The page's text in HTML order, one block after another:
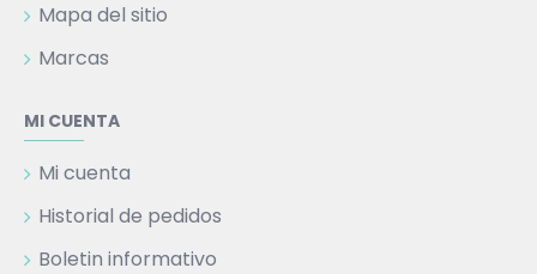
Mapa del sitio
Marcas
MI CUENTA
Mi cuenta
Historial de pedidos
Boletin informativo